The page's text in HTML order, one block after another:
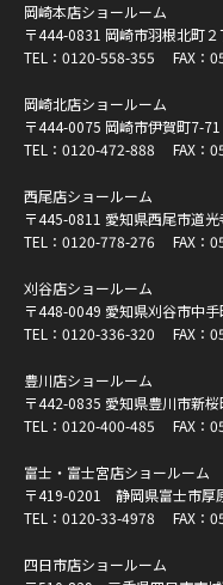
岡崎本店ショールーム
〒444-0831 岡崎市羽根北町２
TEL： 0120-558-355 FAX：
岡崎北店ショールーム
〒444-0075 岡崎市伊賀町7-71
TEL： 0120-472-888 FAX：
西尾店ショールーム
〒445-0811 愛知県西尾市道
TEL： 0120-778-276 FAX：
刈谷店ショールーム
〒448-0049 愛知県刈谷市中
TEL： 0120-336-320 FAX：
豊川店ショールーム
〒442-0835 愛知県豊川市新
TEL： 0120-400-485 FAX：
富士・富士宮店ショールーム
〒419-0201 静岡県富士市厚
TEL： 0120-33-4978 FAX：
四日市店ショールーム